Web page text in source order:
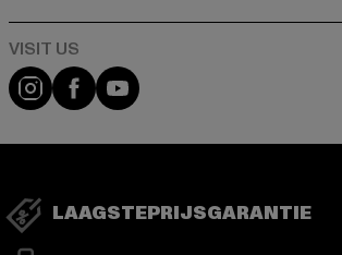
Visit our Instagram page:
Visit our Facebook page:
Visit our YouTube channel:
LAAGSTEPRIJSGARANTIE